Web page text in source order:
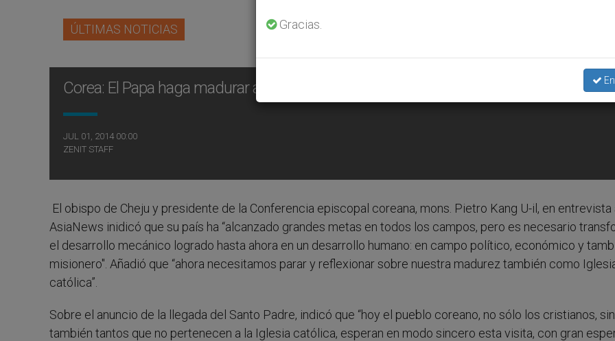
ÚLTIMAS NOTICIAS
Corea: El Papa haga madurar a nuestra sociedad
JUL 01, 2014 00:00
ZENIT STAFF
El obispo de Cheju y presidente de la Conferencia episcopal coreana, mons. Pietro Kang U-il, en entrevista
AsiaNews inidicó que su país ha “alcanzado grandes metas en todos los campos, pero es necesario
el desarrollo mecánico logrado hasta ahora en un desarrollo humano: en campo político, económico y
misionero". Añadió que “ahora necesitamos parar y reflexionar sobre nuestra madurez también como
católica”.
Sobre el anuncio de la llegada del Santo Padre, indicó que “hoy el pueblo coreano, no sólo los cristianos,
también tantos que no pertenecen a la Iglesia católica, esperan en modo sincero esta visita, con gran
Gracias.